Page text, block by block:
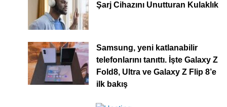
Şarj Cihazını Unutturan Kulaklık
Samsung, yeni katlanabilir
telefonlarını tanıttı. İşte Galaxy Z
Fold8, Ultra ve Galaxy Z Flip 8’e
ilk bakış